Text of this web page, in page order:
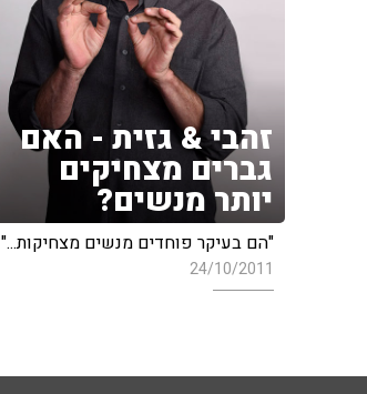
זהבי & גזית - האם
גברים מצחיקים
יותר מנשים?
"הם בעיקר פוחדים מנשים מצחיקות..."
24/10/2011